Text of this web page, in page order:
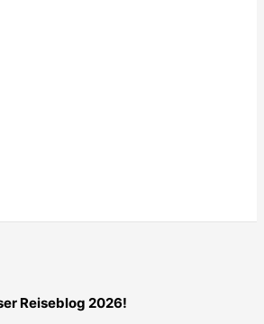
Reiseblog 2026!